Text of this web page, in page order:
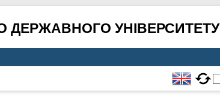
ДЕРЖАВНОГО УНІВЕРСИТЕТУ